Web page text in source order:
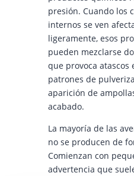
presión. Cuando los
internos se ven
ligeramente, esos
pueden mezclarse
que provoca atascos
patrones de
aparición de
acabado.
La mayoría de las
no se producen de
Comienzan con
advertencia que